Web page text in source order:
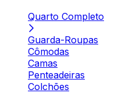
Quarto Completo
Guarda-Roupas
Cômodas
Camas
Penteadeiras
Colchões